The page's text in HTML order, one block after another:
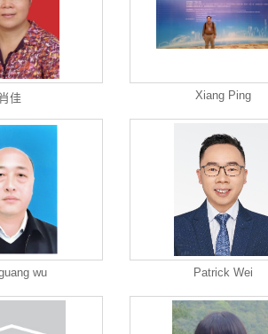
肖佳 Xiang Ping
wu Patrick Wei